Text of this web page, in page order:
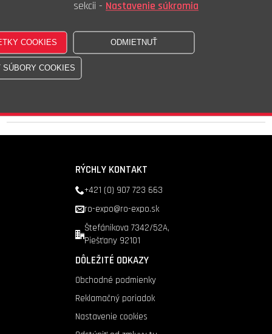
sekcii - Nastavenie súkromia
RÝCHLY KONTAKT
+421 (0) 907 723 663
ro-expo@ro-expo.sk
Štefánikova 7342/52A,
Piešťany 92101
DÔLEŽITÉ ODKAZY
Obchodné podmienky
Reklamačný poriadok
Nastavenie cookies